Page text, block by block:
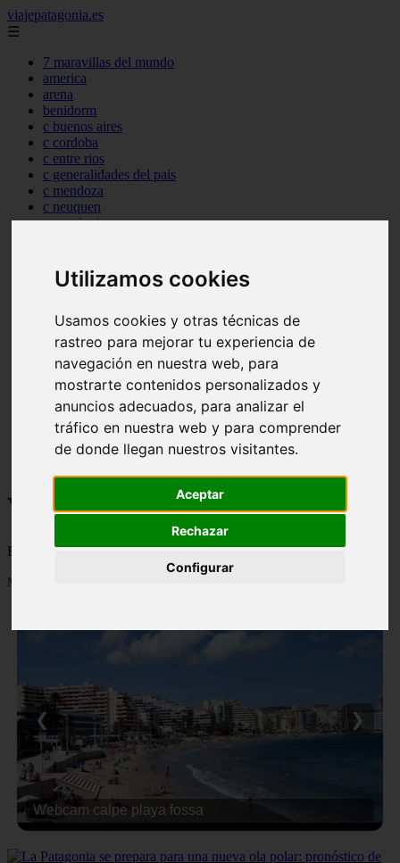
Utilizamos cookies
Usamos cookies y otras técnicas de
rastreo para mejorar tu experiencia de
navegación en nuestra web, para
mostrarte contenidos personalizados y
anuncios adecuados, para analizar el
tráfico en nuestra web y para comprender
de donde llegan nuestros visitantes.
Aceptar
Rechazar
Configurar
viajepatagonia.es
☰
7 maravillas del mundo
america
arena
benidorm
c buenos aires
c cordoba
c entre rios
c generalidades del pais
c mendoza
c neuquen
c provincias
c tierra de fuego
c tucuman
carmen
category
destinos
gijon
lanzarote
monumentos
naturaleza
san
Viajes a la Patagonia
Blog sobre la Patagonia en particular y sobre turismo en general
Mostrando 1 - 24 de 477 artículos
Webcam calpe playa fossa
❮ ❯